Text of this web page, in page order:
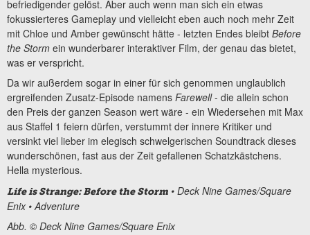
befriedigender gelöst. Aber auch wenn man sich ein etwas
fokussierteres Gameplay und vielleicht eben auch noch mehr Zeit
mit Chloe und Amber gewünscht hätte - letzten Endes bleibt Before
the Storm ein wunderbarer interaktiver Film, der genau das bietet,
was er verspricht.
Da wir außerdem sogar in einer für sich genommen unglaublich
ergreifenden Zusatz-Episode namens Farewell- die allein schon
den Preis der ganzen Season wert wäre - ein Wiedersehen mit Max
aus Staffel 1 feiern dürfen, verstummt der innere Kritiker und
versinkt viel lieber im elegisch schwelgerischen Soundtrack dieses
wunderschönen, fast aus der Zeit gefallenen Schatzkästchens.
Hella mysterious.
Life is Strange: Before the Storm • Deck Nine Games/Square
Enix • Adventure
Abb. © Deck Nine Games/Square Enix